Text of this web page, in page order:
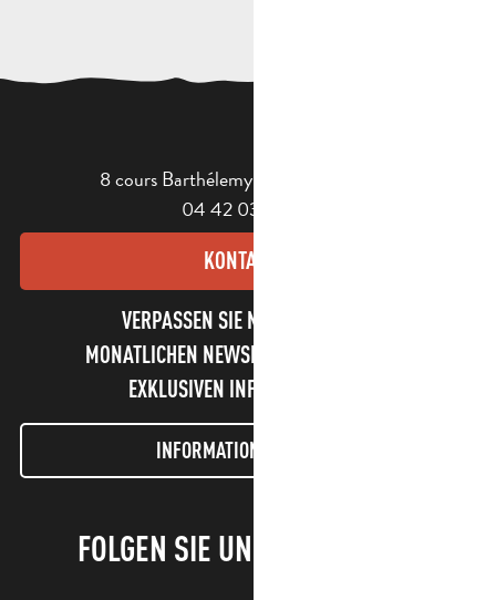
8 cours Barthélemy - 13400 Aubagne
04 42 03 49 98
KONTAKT
VERPASSEN SIE NICHT UNSEREN
MONATLICHEN NEWSLETTER UND UNSERE
EXKLUSIVEN INFORMATIONEN!
INFORMATIONEN LETTER
FOLGEN SIE UNS!